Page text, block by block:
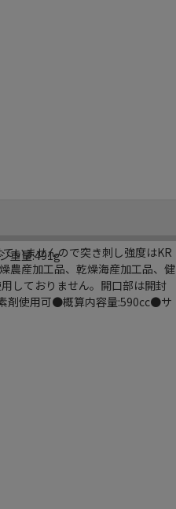
いませんので突き刺し強度はKR
農産加工品、乾燥海産加工品、健
しておりません。開口部は開封
剤使用可●概算内容量:590cc●サ
重量:491g